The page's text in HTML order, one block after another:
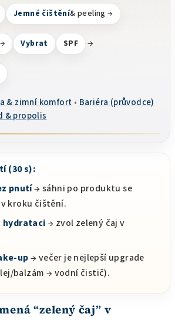
Jemné čištění& peeling →
Vybrat SPF →
& zimní komfort • Bariéra (průvodce)
& propolis
(30 s):
pnutí→ sáhni po produktu se
kroku čištění.
hydrataci→ zvol zelený čaj v
up→ večer je nejlepší upgrade
balzám → vodní čistič).
“zelený čaj” v